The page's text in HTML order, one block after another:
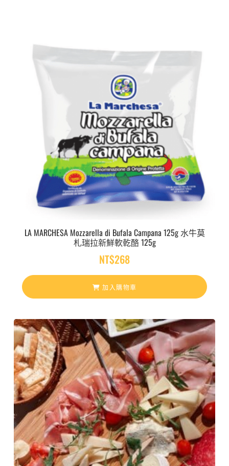
LA MARCHESA Mozzarella di Bufala Campana 125g 水牛莫
札瑞拉新鮮軟乾酪 125g
NT$268
加入購物車